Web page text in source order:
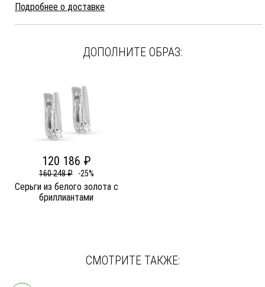
Подробнее о доставке
ДОПОЛНИТЕ ОБРАЗ:
120 186 ₽
160 248 ₽ -25%
Серьги из белого золота c
бриллиантами
СМОТРИТЕ ТАКЖЕ: